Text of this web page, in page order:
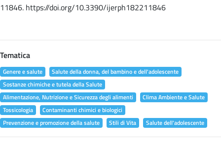
11846. https://doi.org/10.3390/ijerph182211846
Tematica
Genere e salute
Salute della donna, del bambino e dell'adolescente
Sostanze chimiche e tutela della Salute
Alimentazione, Nutrizione e Sicurezza degli alimenti
Clima Ambiente e Salute
Tossicologia
Contaminanti chimici e biologici
Prevenzione e promozione della salute
Stili di Vita Salute dell'adolescente